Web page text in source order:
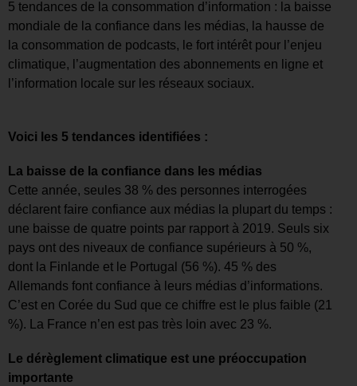
5 tendances de la consommation d’information : la baisse
mondiale de la confiance dans les médias, la hausse de
la consommation de podcasts, le fort intérêt pour l’enjeu
climatique, l’augmentation des abonnements en ligne et
l’information locale sur les réseaux sociaux.
Voici les 5 tendances identifiées :
La baisse de la confiance dans les médias
Cette année, seules 38 % des personnes interrogées
déclarent faire confiance aux médias la plupart du temps :
une baisse de quatre points par rapport à 2019. Seuls six
pays ont des niveaux de confiance supérieurs à 50 %,
dont la Finlande et le Portugal (56 %). 45 % des
Allemands font confiance à leurs médias d’informations.
C’est en Corée du Sud que ce chiffre est le plus faible (21
%). La France n’en est pas très loin avec 23 %.
Le dérèglement climatique est une préoccupation
importante